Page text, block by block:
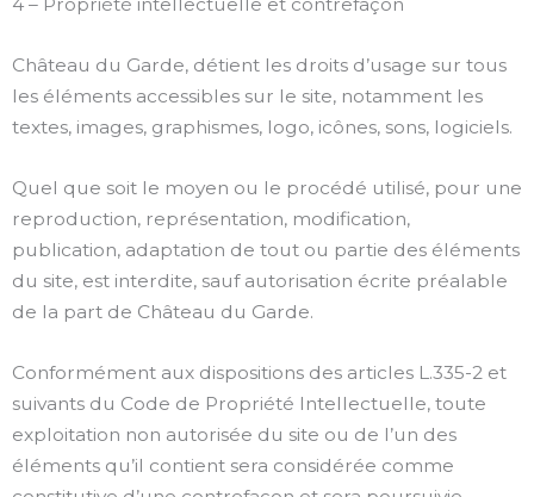
4 – Propriété intellectuelle et contrefaçon
Château du Garde, détient les droits d’usage sur tous
les éléments accessibles sur le site, notamment les
textes, images, graphismes, logo, icônes, sons, logiciels.
Quel que soit le moyen ou le procédé utilisé, pour une
reproduction, représentation, modification,
publication, adaptation de tout ou partie des éléments
du site, est interdite, sauf autorisation écrite préalable
de la part de Château du Garde.
Conformément aux dispositions des articles L.335-2 et
suivants du Code de Propriété Intellectuelle, toute
exploitation non autorisée du site ou de l’un des
éléments qu’il contient sera considérée comme